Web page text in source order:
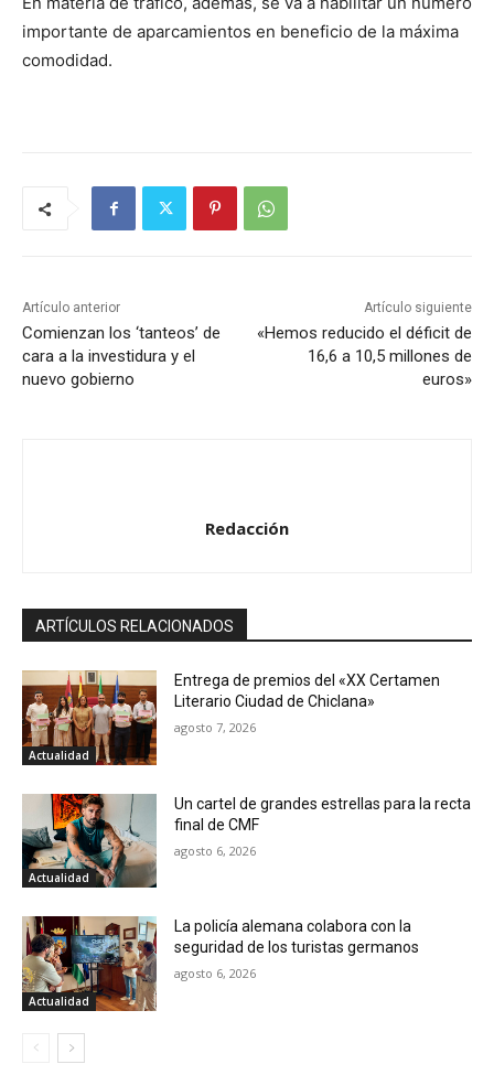
importante de aparcamientos en beneficio de la máxima
comodidad.
Artículo anterior
Comienzan los ‘tanteos’ de
cara a la investidura y el
nuevo gobierno
Artículo siguiente
«Hemos reducido el déficit de
16,6 a 10,5 millones de
euros»
Redacción
ARTÍCULOS RELACIONADOS
Actualidad
Entrega de premios del «XX Certamen
Literario Ciudad de Chiclana»
agosto 7, 2026
Actualidad
Un cartel de grandes estrellas para la recta
final de CMF
agosto 6, 2026
Actualidad
La policía alemana colabora con la
seguridad de los turistas germanos
agosto 6, 2026